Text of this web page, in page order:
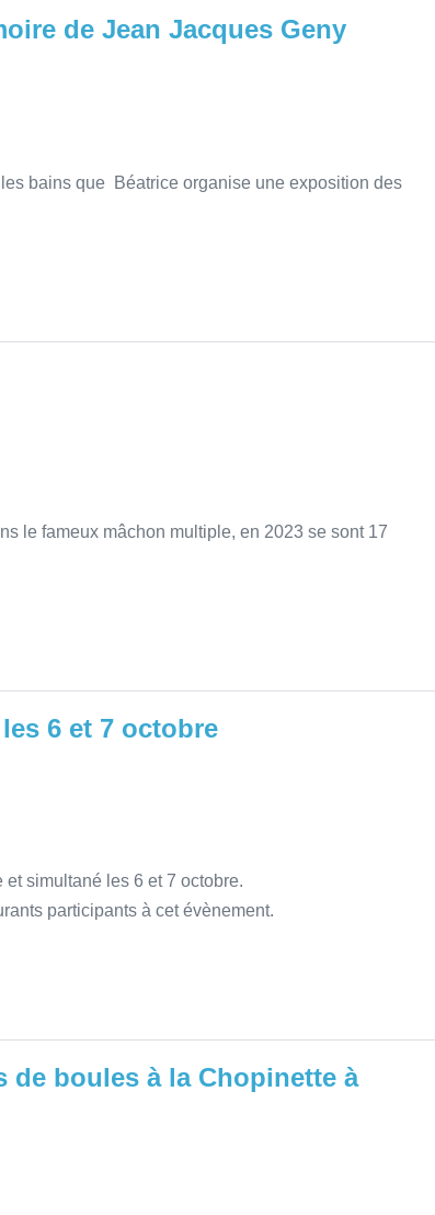
de Jean Jacques Geny
bains que Béatrice organise une exposition des
le fameux mâchon multiple, en 2023 se sont 17
6 et 7 octobre
simultané les 6 et 7 octobre.
participants à cet évènement.
de boules à la Chopinette à